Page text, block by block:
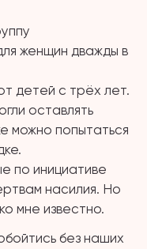
женщин дважды в
детей с трёх лет.
оставлять
можно попытаться
по инициативе
насилия. Но
мне известно.
без наших